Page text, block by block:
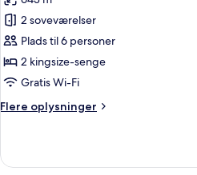
Værelse
2 soveværelser
Plads til 6 personer
2 kingsize-senge
Gratis Wi-Fi
Flere oplysninger
Flere